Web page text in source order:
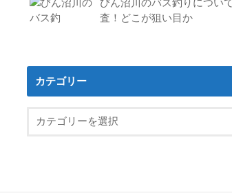
びん沼川のバス釣りについ
査！どこが狙い目か
カテゴリー